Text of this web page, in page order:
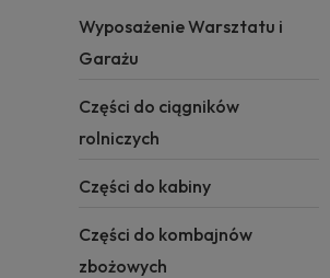
Wyposażenie Warsztatu i
Garażu
Części do ciągników
rolniczych
Części do kabiny
Części do kombajnów
zbożowych